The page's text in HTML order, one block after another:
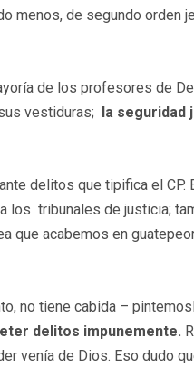
menos, de segundo orden
de los profesores de
vestiduras; la seguridad
delitos que tipifica el CP.
los tribunales de justicia;
que acabemos en
no tiene cabida –
delitos impunemente.
venía de Dios. Eso dudo